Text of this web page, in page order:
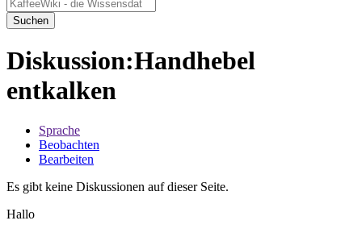
Suchen
Diskussion:Handhebel
entkalken
Sprache
Beobachten
Bearbeiten
Es gibt keine Diskussionen auf dieser Seite.
Hallo